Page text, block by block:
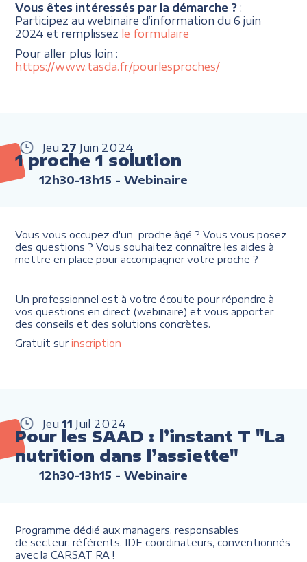
Vous êtes intéressés par la démarche ? :
Participez au webinaire d’information du 6 juin
2024 et remplissez le formulaire
Pour aller plus loin :
https://www.tasda.fr/pourlesproches/
Jeu 27 Juin 2024
1 proche 1 solution
12h30-13h15 - Webinaire
Vous vous occupez d'un proche âgé ? Vous vous posez
des questions ? Vous souhaitez connaître les aides à
mettre en place pour accompagner votre proche ?
Un professionnel est à votre écoute pour répondre à
vos questions en direct (webinaire) et vous apporter
des conseils et des solutions concrètes.
Gratuit surinscription
Jeu 11 Juil 2024
Pour les SAAD : l’instant T "La
nutrition dans l’assiette"
12h30-13h15 - Webinaire
Programme dédié aux managers, responsables
de secteur, référents, IDE coordinateurs, conventionnés
avec la CARSAT RA !